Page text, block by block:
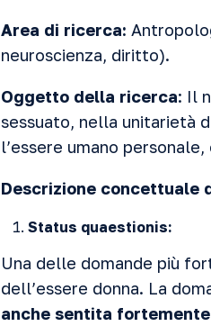
Area di ricerca:
neuroscienza, diritto).
Oggetto della ricerca: Il
sessuato, nella unitarietà
l’essere umano
Descrizione concettuale
Status quaestionis:
Una delle domande più
dell’essere donna. La
anche sentita